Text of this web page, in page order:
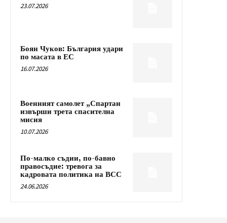
23.07.2026
Боян Чуков: България удари
по масата в ЕС
16.07.2026
Военният самолет „Спартан
извърши трета спасителна
мисия
10.07.2026
По-малко съдии, по-бавно
правосъдие: тревога за
кадровата политика на ВСС
24.06.2026